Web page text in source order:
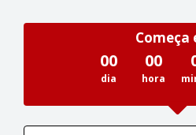
Começa
00
dia
00
hora